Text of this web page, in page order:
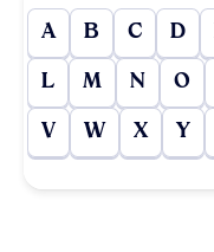
A B C D
L M N O
V W X Y